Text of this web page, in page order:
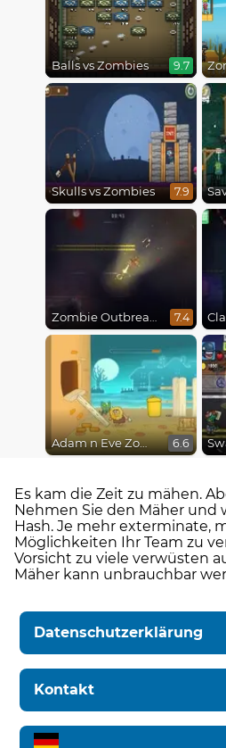
Balls vs Zombies 9.7
Skulls vs Zombies 7.9
Zombie Outbreak Arena 7.4
Adam n Eve Zombies 6.6
Es kam die Zeit zu mähen.
Nehmen Sie den Mäher
Hash. Je mehr exterminate,
Möglichkeiten Ihr Team zu
Vorsicht zu viele verwüsten
Mäher kann unbrauchbar
Datenschutzerklärung
Kontakt